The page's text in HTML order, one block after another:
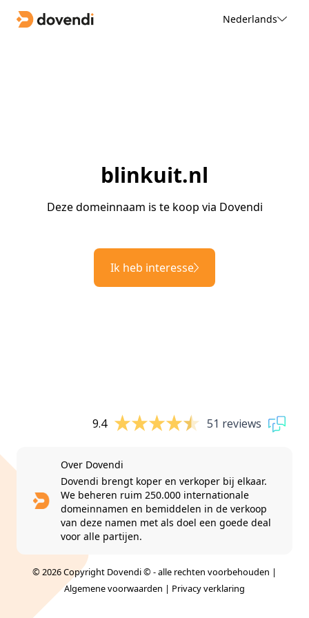
Nederlands
blinkuit.nl
Deze domeinnaam is te koop via Dovendi
Ik heb interesse
9.4 51 reviews
Over Dovendi
Dovendi brengt koper en verkoper bij elkaar.
We beheren ruim 250.000 internationale
domeinnamen en bemiddelen in de verkoop
van deze namen met als doel een goede deal
voor alle partijen.
© 2026 Copyright Dovendi © - alle rechten voorbehouden |
Algemene voorwaarden | Privacy verklaring